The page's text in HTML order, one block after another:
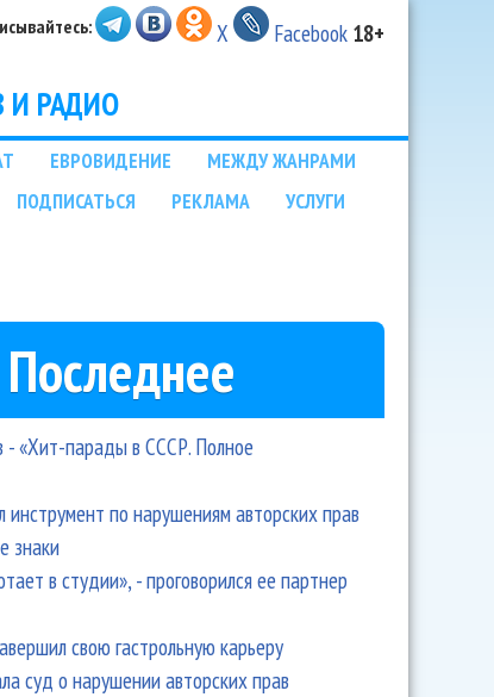
X Facebook 18+
И РАДИО
ЕВРОВИДЕНИЕ
МЕЖДУ ЖАНРАМИ
ПОДПИСАТЬСЯ РЕКЛАМА
УСЛУГИ
Последнее
- «Хит-парады в СССР. Полное
инструмент по нарушениям авторских прав
знаки
в студии», - проговорился ее партнер
свою гастрольную карьеру
суд о нарушении авторских прав